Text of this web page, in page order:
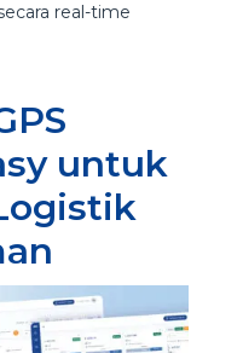
real-time
untuk